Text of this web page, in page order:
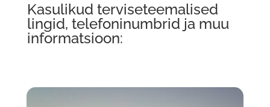
Kasulikud terviseteemalised
lingid, telefoninumbrid ja muu
informatsioon: